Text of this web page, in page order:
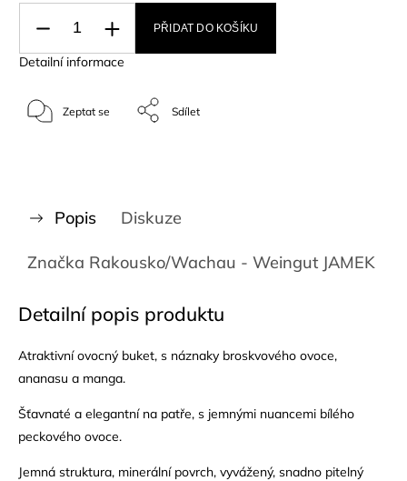
PŘIDAT DO KOŠÍKU
Detailní informace
Zeptat se Sdílet
Popis Diskuze
Značka Rakousko/Wachau - Weingut JAMEK
Detailní popis produktu
Atraktivní ovocný buket, s náznaky broskvového ovoce,
ananasu a manga.
Šťavnaté a elegantní na patře, s jemnými nuancemi bílého
peckového ovoce.
Jemná struktura, minerální povrch, vyvážený, snadno pitelný